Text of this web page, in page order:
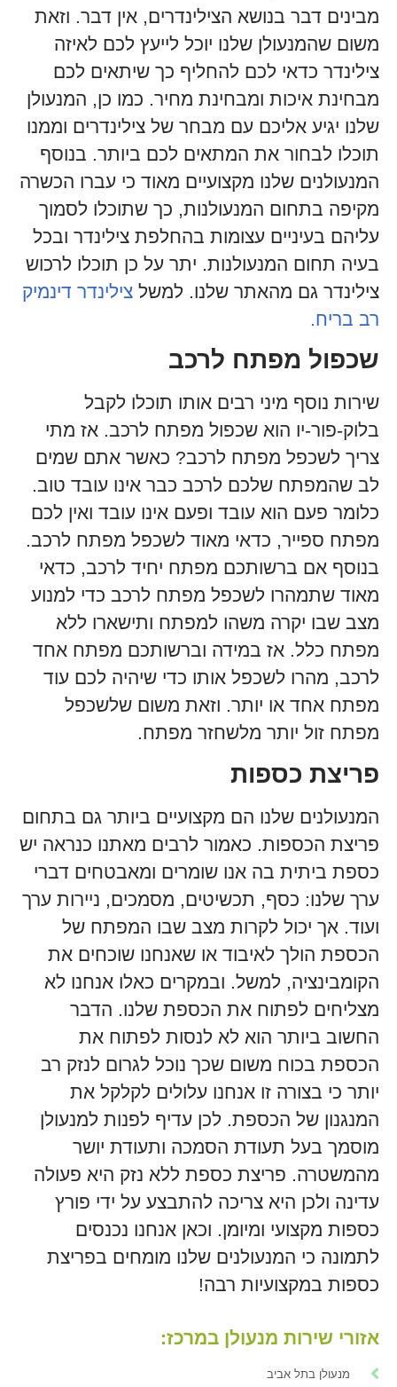
מבינים דבר בנושא הצילינדרים, אין דבר. וזאת
משום שהמנעולן שלנו יוכל לייעץ לכם לאיזה
צילינדר כדאי לכם להחליף כך שיתאים לכם
מבחינת איכות ומבחינת מחיר. כמו כן, המנעולן
שלנו יגיע אליכם עם מבחר של צילינדרים וממנו
תוכלו לבחור את המתאים לכם ביותר. בנוסף
המנעולנים שלנו מקצועיים מאוד כי עברו הכשרה
מקיפה בתחום המנעולנות, כך שתוכלו לסמוך
עליהם בעיניים עצומות בהחלפת צילינדר ובכל
בעיה תחום המנעולנות. יתר על כן תוכלו לרכוש
צילינדר גם מהאתר שלנו. למשל צילינדר דינמיק
רב בריח.
שכפול מפתח לרכב
שירות נוסף מיני רבים אותו תוכלו לקבל
בלוק-פור-יו הוא שכפול מפתח לרכב. אז מתי
צריך לשכפל מפתח לרכב? כאשר אתם שמים
לב שהמפתח שלכם לרכב כבר אינו עובד טוב.
כלומר פעם הוא עובד ופעם אינו עובד ואין לכם
מפתח ספייר, כדאי מאוד לשכפל מפתח לרכב.
בנוסף אם ברשותכם מפתח יחיד לרכב, כדאי
מאוד שתמהרו לשכפל מפתח לרכב כדי למנוע
מצב שבו יקרה משהו למפתח ותישארו ללא
מפתח כלל. אז במידה וברשותכם מפתח אחד
לרכב, מהרו לשכפל אותו כדי שיהיה לכם עוד
מפתח אחד או יותר. וזאת משום שלשכפל
מפתח זול יותר מלשחזר מפתח.
פריצת כספות
המנעולנים שלנו הם מקצועיים ביותר גם בתחום
פריצת הכספות. כאמור לרבים מאתנו כנראה יש
כספת ביתית בה אנו שומרים ומאבטחים דברי
ערך שלנו: כסף, תכשיטים, מסמכים, ניירות ערך
ועוד. אך יכול לקרות מצב שבו המפתח של
הכספת הולך לאיבוד או שאנחנו שוכחים את
הקומבינציה, למשל. ובמקרים כאלו אנחנו לא
מצליחים לפתוח את הכספת שלנו. הדבר
החשוב ביותר הוא לא לנסות לפתוח את
הכספת בכוח משום שכך נוכל לגרום לנזק רב
יותר כי בצורה זו אנחנו עלולים לקלקל את
המנגנון של הכספת. לכן עדיף לפנות למנעולן
מוסמך בעל תעודת הסמכה ותעודת יושר
מהמשטרה. פריצת כספת ללא נזק היא פעולה
עדינה ולכן היא צריכה להתבצע על ידי פורץ
כספות מקצועי ומיומן. וכאן אנחנו נכנסים
לתמונה כי המנעולנים שלנו מומחים בפריצת
כספות במקצועיות רבה!
אזורי שירות מנעולן במרכז:
מנעולן בתל אביב